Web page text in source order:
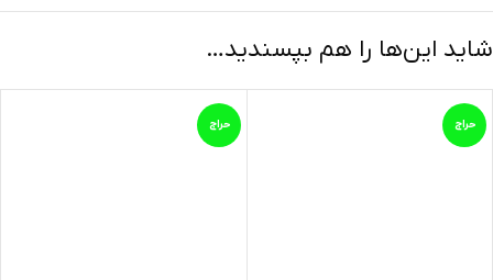
شاید این‌ها را هم بپسندید…
حراج حراج